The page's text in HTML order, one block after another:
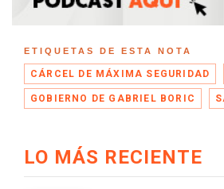
ETIQUETAS DE ESTA NOTA
CÁRCEL DE MÁXIMA SEGURIDAD
GOBIERNO DE GABRIEL BORIC
LO MÁS RECIENTE